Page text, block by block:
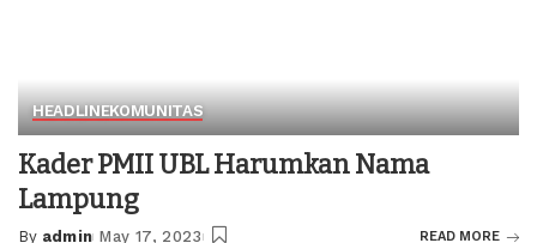
HEADLINEKOMUNITAS
Kader PMII UBL Harumkan Nama
Lampung
By admin May 17, 2023 READ MORE